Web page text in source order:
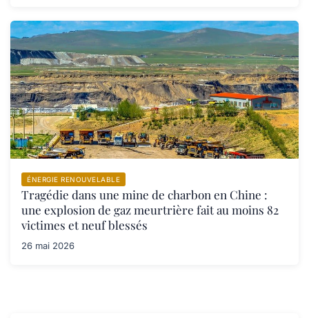
ÉNERGIE RENOUVELABLE
Tragédie dans une mine de charbon en Chine :
une explosion de gaz meurtrière fait au moins 82
victimes et neuf blessés
26 mai 2026